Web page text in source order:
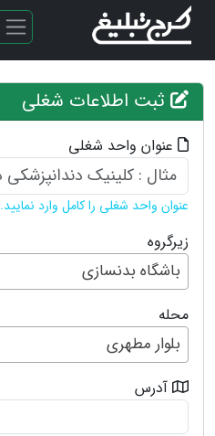
ثبت اطلاعات شغلی
عنوان واحد شغلی
عنوان واحد شغلی را کامل وارد نمایید.
زیرگروه
باشگاه بدنسازی
محله
بلوار مطهری
آدرس